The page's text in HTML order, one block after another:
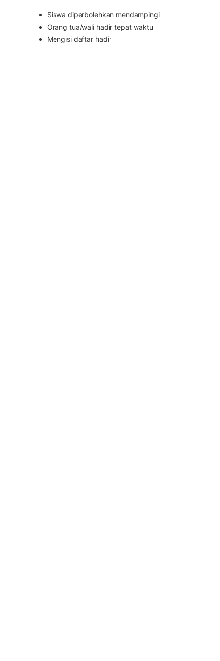
Siswa diperbolehkan mendampingi
Orang tua/wali hadir tepat waktu
Mengisi daftar hadir